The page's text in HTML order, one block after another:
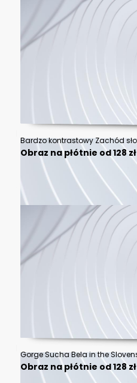
Obraz na płótnie od 128 zł
Obraz na płótnie od 128 zł